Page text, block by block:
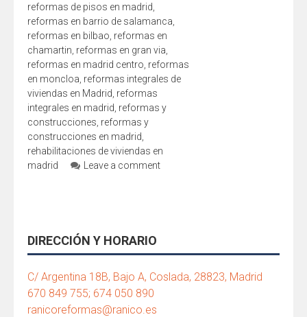
reformas de pisos en madrid
reformas en barrio de salamanca
reformas en bilbao reformas en
chamartin reformas en gran via
reformas en madrid centro reformas
en moncloa reformas integrales de
viviendas en Madrid reformas
integrales en madrid reformas y
construcciones reformas y
construcciones en madrid
rehabilitaciones de viviendas en
madrid
Leave a comment
DIRECCIÓN Y HORARIO
C/ Argentina 18B, Bajo A, Coslada, 28823, Madrid
670 849 755; 674 050 890
ranicoreformas@ranico.es